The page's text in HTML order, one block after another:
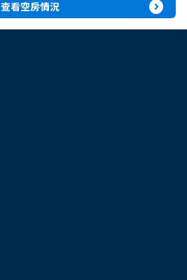
查看空房情況 expand_circle_right